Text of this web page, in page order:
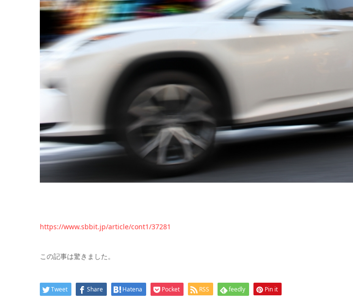
https://www.sbbit.jp/article/cont1/37281
この記事は驚きました。
Tweet Share Hatena Pocket RSS feedly Pin it